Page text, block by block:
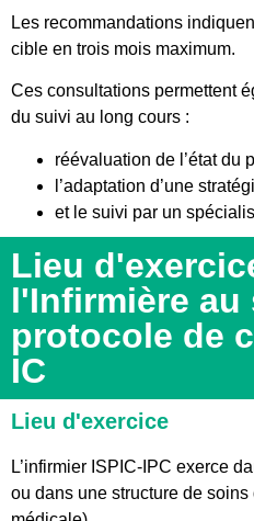
Les recommandations
cible en trois mois maximum.
Ces consultations permettent
du suivi au long cours :
réévaluation de l’état du
l’adaptation d’une
et le suivi par un
Lieu
l'Infirmière au
protocole de
IC
Lieu d'exercice
L’infirmier ISPIC-IPC exerce
ou dans une structure de